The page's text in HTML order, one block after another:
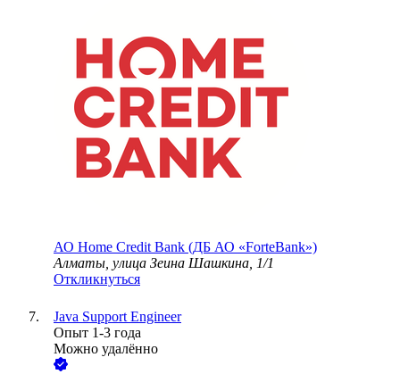
АО Home Credit Bank (ДБ АО «ForteBank»)
Алматы, улица Зеина Шашкина, 1/1
Откликнуться
Java Support Engineer
Опыт 1-3 года
Можно удалённо